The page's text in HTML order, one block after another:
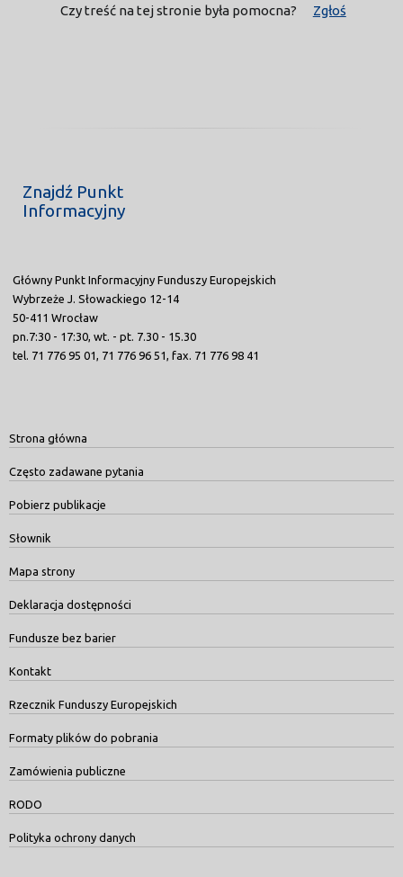
Czy treść na tej stronie była pomocna? Zgłoś
Znajdź Punkt
Informacyjny
Główny Punkt Informacyjny Funduszy Europejskich
Wybrzeże J. Słowackiego 12-14
50-411 Wrocław
pn.7:30 - 17:30, wt. - pt. 7.30 - 15.30
tel. 71 776 95 01, 71 776 96 51, fax. 71 776 98 41
Strona główna
Często zadawane pytania
Pobierz publikacje
Słownik
Mapa strony
Deklaracja dostępności
Fundusze bez barier
Kontakt
Rzecznik Funduszy Europejskich
Formaty plików do pobrania
Zamówienia publiczne
RODO
Polityka ochrony danych